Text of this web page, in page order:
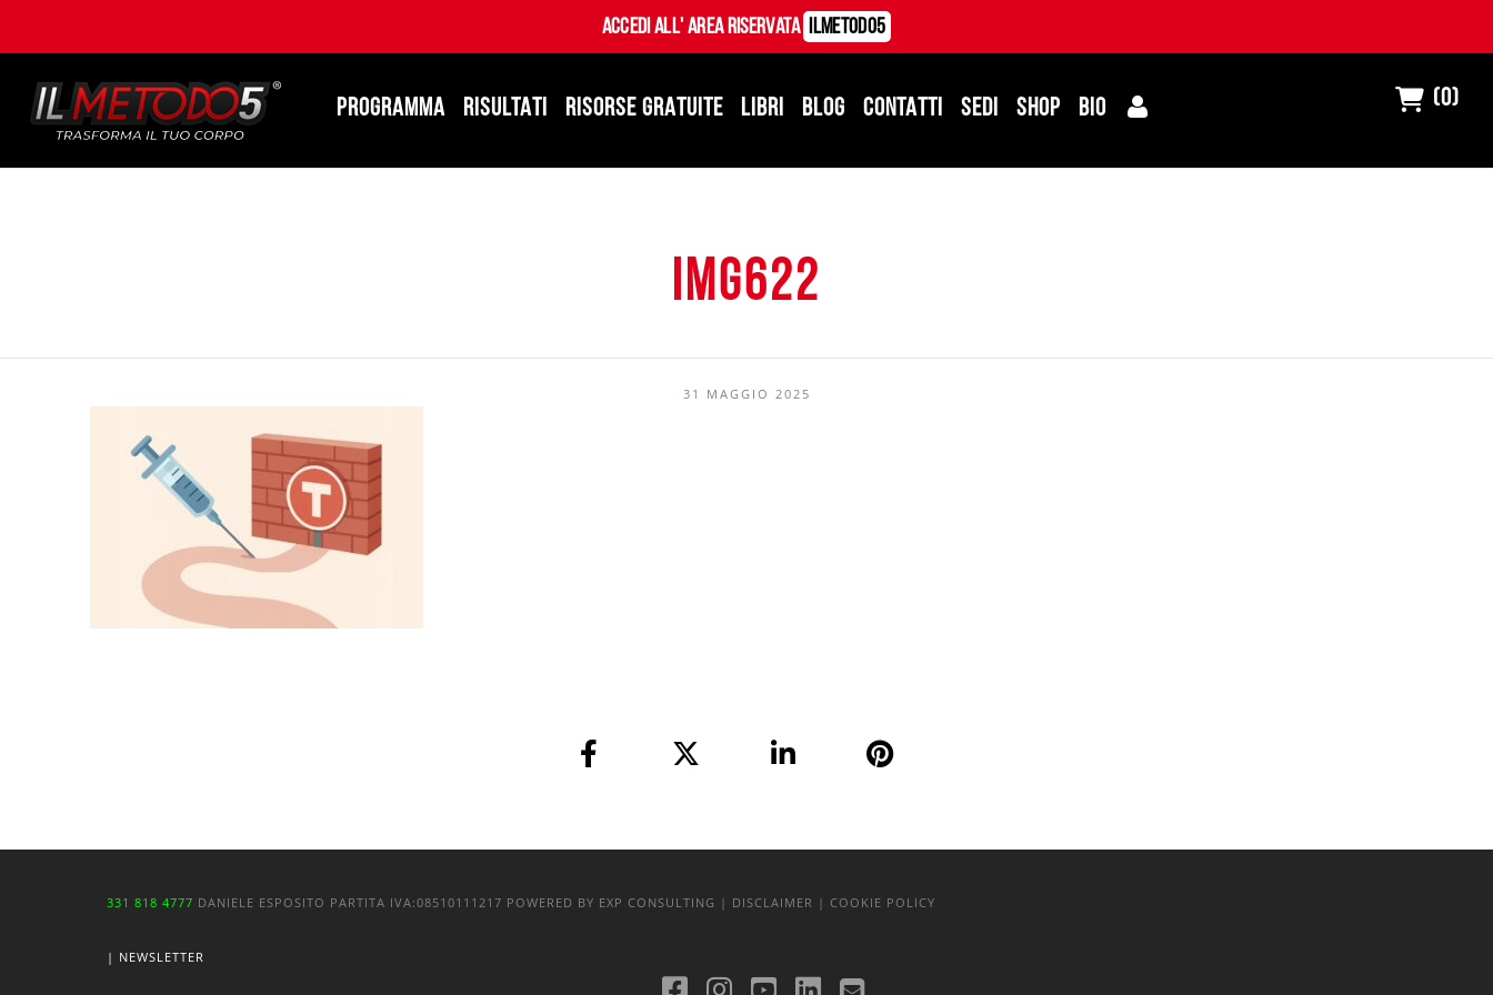
Accedi all' Area Riservata ILMetodo5
PROGRAMMA RISULTATI RISORSE GRATUITE LIBRI BLOG CONTATTI SEDI SHOP BIO (0)
img622
31 MAGGIO 2025
331 818 4777 DANIELE ESPOSITO PARTITA IVA:08510111217 POWERED BY EXP CONSULTING | DISCLAIMER | COOKIE POLICY
| NEWSLETTER